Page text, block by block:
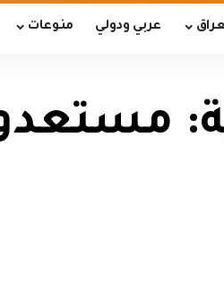
عربي ودولي منوعات